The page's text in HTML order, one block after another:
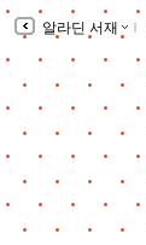
알라딘 서재 ｌ